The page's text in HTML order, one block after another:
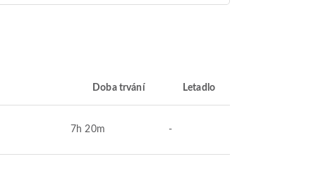
Doba trvání Letadlo
7h 20m -